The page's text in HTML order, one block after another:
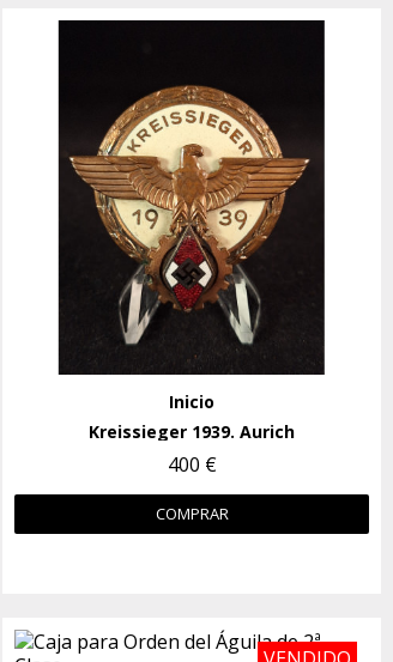
Inicio
Kreissieger 1939. Aurich
400 €
COMPRAR